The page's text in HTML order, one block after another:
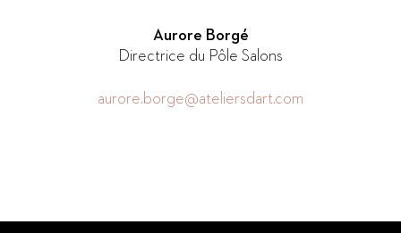
Aurore Borgé
Directrice du Pôle Salons
aurore.borge@ateliersdart.com